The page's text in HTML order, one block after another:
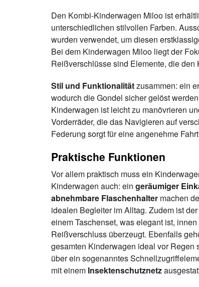
Den Kombi-Kinderwagen Miloo ist
unterschiedlichen stilvollen Farben.
wurden verwendet, um diesen
Bei dem Kinderwagen Miloo liegt der
Reißverschlüsse sind Elemente, die
Stil und Funktionalitätzusammen: ein
wodurch die Gondel sicher gelöst
Kinderwagen ist leicht zu manövrieren
Vorderräder, die das Navigieren auf
Federung sorgt für eine angenehme
Praktische Funktionen
Vor allem praktisch muss ein
Kinderwagen auch: ein geräumiger
abnehmbare Flaschenhalter machen
idealen Begleiter im Alltag. Zudem ist
einem Taschenset, was elegant ist,
Reißverschluss überzeugt. Ebenfalls
gesamten Kinderwagen ideal vor Regen
über ein sogenanntes
mit einem Insektenschutznetz